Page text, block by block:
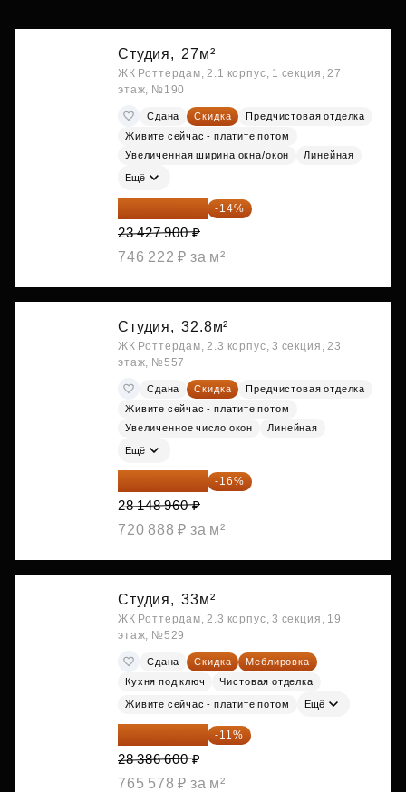
Студия, 27м²
ЖК Роттердам, 2.1 корпус, 1 секция, 27
этаж, №190
Сдана Скидка
Предчистовая отделка
Живите сейчас - платите потом
Увеличенная ширина окна/окон
Линейная
Ещё
20 147 994 ₽ -14%
23 427 900 ₽
746 222 ₽ за м²
Студия, 32.8м²
ЖК Роттердам, 2.3 корпус, 3 секция, 23
этаж, №557
Сдана Скидка
Предчистовая отделка
Живите сейчас - платите потом
Увеличенное число окон
Линейная
Ещё
23 645 126 ₽ -16%
28 148 960 ₽
720 888 ₽ за м²
Студия, 33м²
ЖК Роттердам, 2.3 корпус, 3 секция, 19
этаж, №529
Сдана Скидка
Меблировка
Кухня под ключ
Чистовая отделка
Живите сейчас - платите потом Ещё
25 264 074 ₽ -11%
28 386 600 ₽
765 578 ₽ за м²